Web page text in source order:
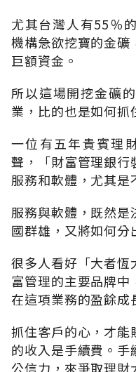
尤其台灣人有55％
機構急欲挖寶的金礦
巨額資金。
所以這場開挖金礦
業，比的也是如何抓
一位有五年貴賓理
聲，「財富管理銀行
服務和軟體，尤其是
服務與軟體，既然
國群雄，又將如何分
很多人看好「大者
富管理的主要品牌
在這項業務的盈餘成
抓住客戶的心，才能
的收入是手續費。
公信力，來爭取理